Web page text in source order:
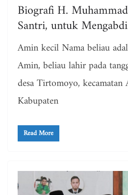
Biografi H.
Santri, untuk Mengabdi
Amin kecil Nama beliau
Amin, beliau lahir pada
desa Tirtomoyo, kecamatan
Kabupaten
Read More